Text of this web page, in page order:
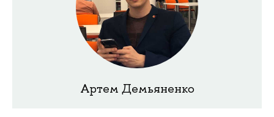
Артем Демьяненко